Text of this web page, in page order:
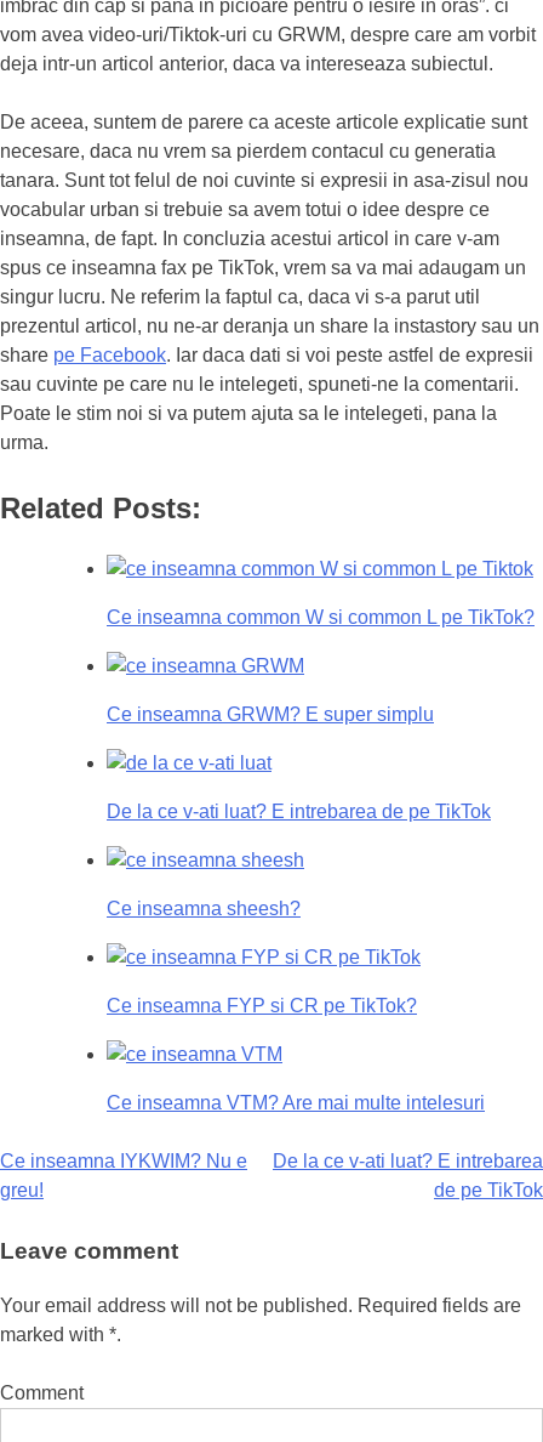
imbrac din cap si pana in picioare pentru o iesire in oras”. ci
vom avea video-uri/Tiktok-uri cu GRWM, despre care am vorbit
deja intr-un articol anterior, daca va intereseaza subiectul.
De aceea, suntem de parere ca aceste articole explicatie sunt
necesare, daca nu vrem sa pierdem contacul cu generatia
tanara. Sunt tot felul de noi cuvinte si expresii in asa-zisul nou
vocabular urban si trebuie sa avem totui o idee despre ce
inseamna, de fapt. In concluzia acestui articol in care v-am
spus ce inseamna fax pe TikTok, vrem sa va mai adaugam un
singur lucru. Ne referim la faptul ca, daca vi s-a parut util
prezentul articol, nu ne-ar deranja un share la instastory sau un
share pe Facebook. Iar daca dati si voi peste astfel de expresii
sau cuvinte pe care nu le intelegeti, spuneti-ne la comentarii.
Poate le stim noi si va putem ajuta sa le intelegeti, pana la
urma.
Related Posts:
Ce inseamna common W si common L pe TikTok?
Ce inseamna GRWM? E super simplu
De la ce v-ati luat? E intrebarea de pe TikTok
Ce inseamna sheesh?
Ce inseamna FYP si CR pe TikTok?
Ce inseamna VTM? Are mai multe intelesuri
Navigare
în
Ce inseamna IYKWIM? Nu e
greu!
De la ce v-ati luat? E intrebarea
de pe TikTok
Leave comment
Your email address will not be published. Required fields are
marked with *.
Comment